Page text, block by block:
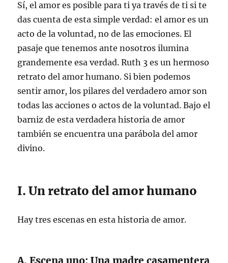
Sí, el amor es posible para ti ya través de ti si te
das cuenta de esta simple verdad: el amor es un
acto de la voluntad, no de las emociones. El
pasaje que tenemos ante nosotros ilumina
grandemente esa verdad. Ruth 3 es un hermoso
retrato del amor humano. Si bien podemos
sentir amor, los pilares del verdadero amor son
todas las acciones o actos de la voluntad. Bajo el
barniz de esta verdadera historia de amor
también se encuentra una parábola del amor
divino.
I. Un retrato del amor humano
Hay tres escenas en esta historia de amor.
A. Escena uno: Una madre casamentera